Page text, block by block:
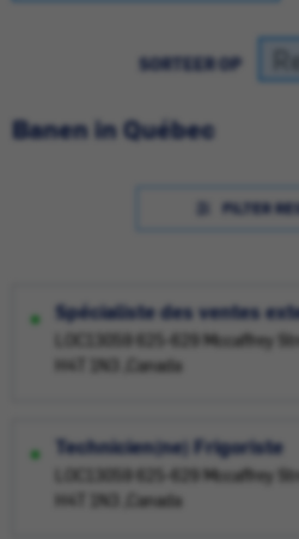
SORTEER OP
Banen in Québec
FILTER
Spécialiste des ventes
LOC13059 625-629 Mccaffrey
H4T 1N3 ,Canada
Technicien(ne) Frigoriste
LOC13059 625-629 Mccaffrey
H4T 1N3 ,Canada